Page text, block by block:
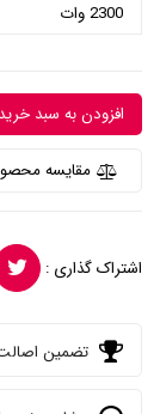
2300 وات
افزودن به سبد خرید
مقایسه
اشتراک گذاری :
تضمین اصالت